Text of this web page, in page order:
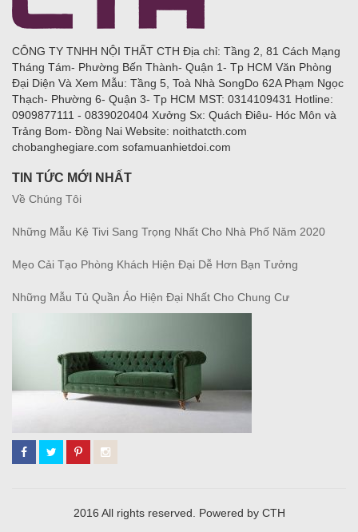
CÔNG TY TNHH NỘI THẤT CTH Địa chỉ: Tầng 2, 81 Cách Mạng
Tháng Tám- Phường Bến Thành- Quận 1- Tp HCM Văn Phòng
Đại Diện Và Xem Mẫu: Tầng 5, Toà Nhà SongDo 62A Phạm Ngọc
Thạch- Phường 6- Quận 3- Tp HCM MST: 0314109431 Hotline:
0909877111 - 0839020404 Xưởng Sx: Quách Điêu- Hóc Môn và
Trảng Bom- Đồng Nai Website: noithatcth.com
chobanghegiare.com sofamuanhietdoi.com
TIN TỨC MỚI NHẤT
Về Chúng Tôi
Những Mẫu Kệ Tivi Sang Trọng Nhất Cho Nhà Phố Năm 2020
Mẹo Cải Tạo Phòng Khách Hiện Đại Dễ Hơn Bạn Tưởng
Những Mẫu Tủ Quần Áo Hiện Đại Nhất Cho Chung Cư
2016 All rights reserved. Powered by CTH